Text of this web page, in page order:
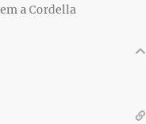
a Cordella